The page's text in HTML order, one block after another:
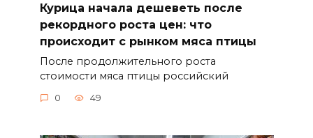
Курица начала дешеветь после
рекордного роста цен: что
происходит с рынком мяса птицы
После продолжительного роста
стоимости мяса птицы российский
0 49